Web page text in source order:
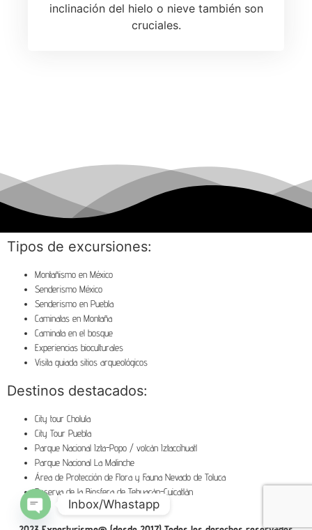
inclinación del hielo o nieve también son
cruciales.
Tipos de excursiones:
Montañismo en México
Senderismo México
Senderismo en Puebla
Caminatas en Montaña
Caminata en el bosque
Experiencias bioculturales
Visita guiada sitios arqueológicos
Destinos destacados:
City tour Cholula
City Tour Puebla
Parque Nacional Izta-Popo / volcán Iztaccíhuatl
Parque Nacional La Malinche
Área de Protección de Flora y Fauna Nevado de Toluca
Reserva de la Biosfera de Tehuacán-Cuicatlán
Inbox/Whastapp
Open chaty